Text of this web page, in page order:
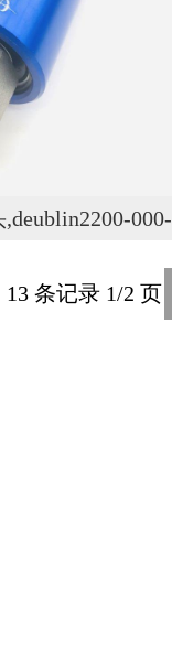
000-
13 条记录 1/2 页